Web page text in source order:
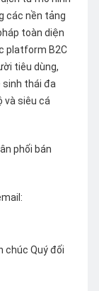
các nền tảng
toàn diện
platform B2C
tiêu dùng,
sinh thái đa
và siêu cá
phối bán
chúc Quý đối